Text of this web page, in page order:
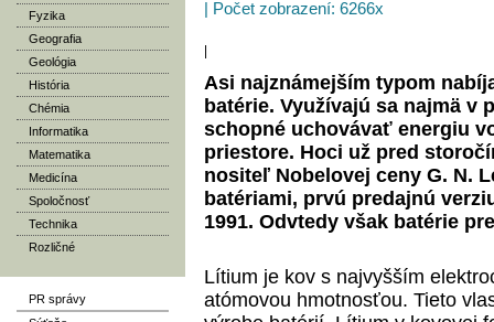
Fyzika
Geografia
Geológia
História
Chémia
Informatika
Matematika
Medicína
Spoločnosť
Technika
Rozličné
PR správy
| Počet zobrazení: 6266x
Asi najznámejším typom
batérie. Využívajú sa najmä v
schopné uchovávať energiu
priestore. Hoci už pred
nositeľ Nobelovej ceny G. N.
batériami, prvú predajnú
1991. Odvtedy však batérie
Lítium je kov s najvyšším
atómovou hmotnosťou. Tieto